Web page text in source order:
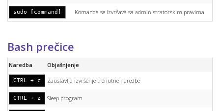
sudo [command] Komanda se izvršava sa administratorskim pravima
Bash prečice
Naredba Objašnjenje
CTRL + c Zaustavlja izvršenje trenutne naredbe
CTRL + z Sleep program